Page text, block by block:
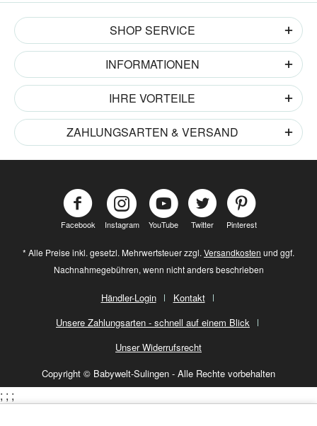
SHOP SERVICE
INFORMATIONEN
IHRE VORTEILE
ZAHLUNGSARTEN & VERSAND
Facebook Instagram YouTube Twitter Pinterest
* Alle Preise inkl. gesetzl. Mehrwertsteuer zzgl. Versandkosten und ggf.
Nachnahmegebühren, wenn nicht anders beschrieben
Händler-Login
Kontakt
Unsere Zahlungsarten - schnell auf einem Blick
Unser Widerrufsrecht
Copyright © Babywelt-Sulingen - Alle Rechte vorbehalten
; ; ;